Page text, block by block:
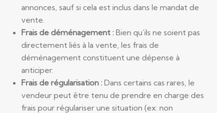
annonces, sauf si cela est inclus dans le mandat de
vente.
Frais de déménagement : Bien qu’ils ne soient pas
directement liés à la vente, les frais de
déménagement constituent une dépense à
anticiper.
Frais de régularisation : Dans certains cas rares, le
vendeur peut être tenu de prendre en charge des
frais pour régulariser une situation (ex: non